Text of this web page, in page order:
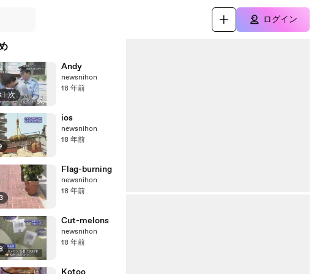
ログイン
| 次
Andy
newsnihon
18 年前
ios
newsnihon
18 年前
Flag-burning
newsnihon
18 年前
Cut-melons
newsnihon
18 年前